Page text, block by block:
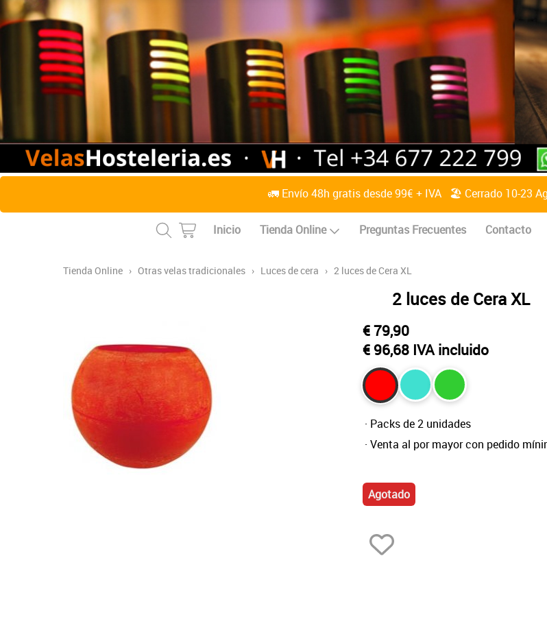
🚛 Envío 48h gratis desde 99€ + IVA 🏖️ Cerrado 10-23
Inicio Tienda Online Preguntas Frecuentes Contacto
Tienda Online › Otras velas tradicionales › Luces de cera › 2 luces de Cera XL
2 luces de Cera XL
€ 79,90
€ 96,68 IVA incluido
· Packs de 2 unidades
· Venta al por mayor con pedido
Agotado